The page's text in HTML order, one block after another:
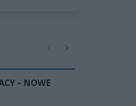
PoprzednieNastępne
- NOWE